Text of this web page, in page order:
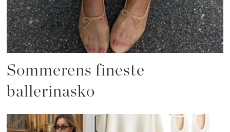
Sommerens fineste
ballerinasko